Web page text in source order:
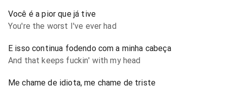
Você é a pior que já tive
You're the worst I've ever had
E isso continua fodendo com a minha cabeça
And that keeps fuckin' with my head
Me chame de idiota, me chame de triste